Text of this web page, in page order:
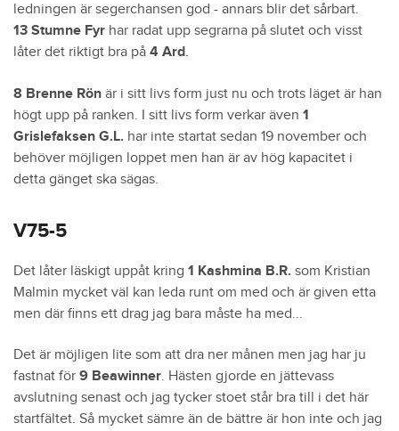
ledningen är segerchansen god - annars blir det sårbart.
13 Stumne Fyr har radat upp segrarna på slutet och visst
låter det riktigt bra på 4 Ard.
8 Brenne Rön är i sitt livs form just nu och trots läget är han
högt upp på ranken. I sitt livs form verkar även 1
Grislefaksen G.L. har inte startat sedan 19 november och
behöver möjligen loppet men han är av hög kapacitet i
detta gänget ska sägas.
V75-5
Det låter läskigt uppåt kring 1 Kashmina B.R. som Kristian
Malmin mycket väl kan leda runt om med och är given etta
men där finns ett drag jag bara måste ha med...
Det är möjligen lite som att dra ner månen men jag har ju
fastnat för 9 Beawinner. Hästen gjorde en jättevass
avslutning senast och jag tycker stoet står bra till i det här
startfältet. Så mycket sämre än de bättre är hon inte och jag